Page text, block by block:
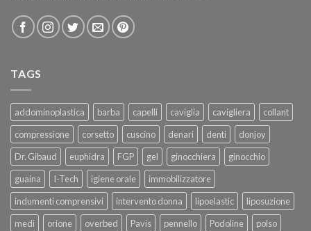
TAGS
addominoplastica barba capelli caviglia cavigliera
collant
compressione
corsetto cuscino denari denti
donjoy
Dr. Gibaud
euphidra FGP gel ginocchiera
ginocchio
guaina
I-Tech igiene orale
immobilizzatore
indumenti comprensivi
intervento donna lipoelastic
liposuzione
medi
orione overbed Pavis pennello Podoline
polso